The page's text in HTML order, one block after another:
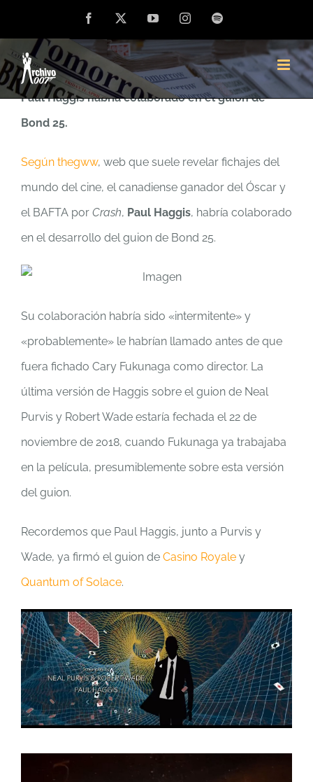
al
contenido
Facebook YouTubeInstagramSpotify
QOS
Paul Haggis habría colaborado en el guion de
Bond 25.
Según thegww, web que suele revelar fichajes del
mundo del cine, el canadiense ganador del Óscar y
el BAFTA por Crash, Paul Haggis, habría colaborado
en el desarrollo del guion de Bond 25.
Su colaboración habría sido «intermitente» y
«probablemente» le habrían llamado antes de que
fuera fichado Cary Fukunaga como director. La
última versión de Haggis sobre el guion de Neal
Purvis y Robert Wade estaría fechada el 22 de
noviembre de 2018, cuando Fukunaga ya trabajaba
en la película, presumiblemente sobre esta versión
del guion.
Recordemos que Paul Haggis, junto a Purvis y
Wade, ya firmó el guion de Casino Royale y
Quantum of Solace.